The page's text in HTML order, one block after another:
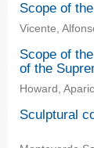
Scope of
Vicente,
Scope of
of the
Howard,
Sculptural